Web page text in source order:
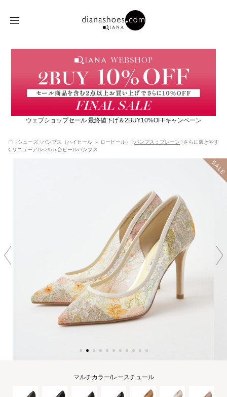
ウェブショップセール 最終値下げ＆2BUY10%OFFキャンペーン
シューズ パンプス（ハイヒール ～ ローヒール） パンプス：プレーン
さらに履きやす
くリニューアル☆9cm台ヒールパンプス
マルチカラー/レースチュール